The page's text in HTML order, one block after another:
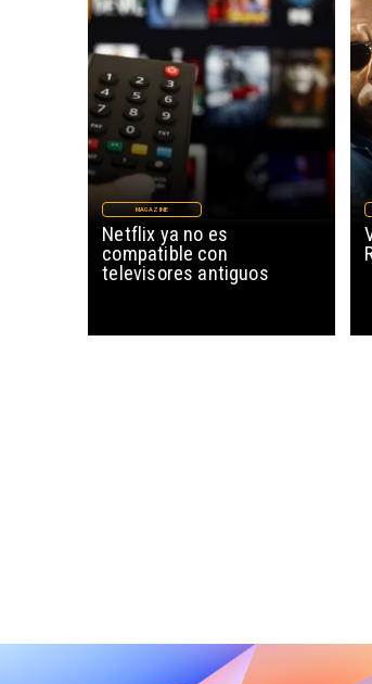
Netflix ya no es
compatible con
televisores antiguos
MAGAZINE